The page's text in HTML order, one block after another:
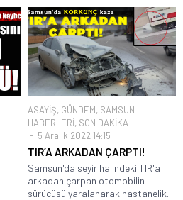
ASAYİŞ, GÜNDEM, SAMSUN
HABERLERİ, SON DAKİKA
5 Aralık 2022 14:15
TIR’A ARKADAN ÇARPTI!
Samsun'da seyir halindeki TIR'a
arkadan çarpan otomobilin
sürücüsü yaralanarak hastanelik...